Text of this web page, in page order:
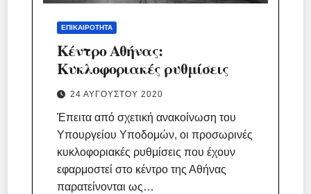
ΕΠΙΚΑΙΡΌΤΗΤΑ
Κέντρο Αθήνας:
Κυκλοφοριακές ρυθμίσεις
24 ΑΥΓΟΎΣΤΟΥ 2020
Έπειτα από σχετική ανακοίνωση του
Υπουργείου Υποδομών, οι προσωρινές
κυκλοφοριακές ρυθμίσεις που έχουν
εφαρμοστεί στο κέντρο της Αθήνας
παρατείνονται ως…